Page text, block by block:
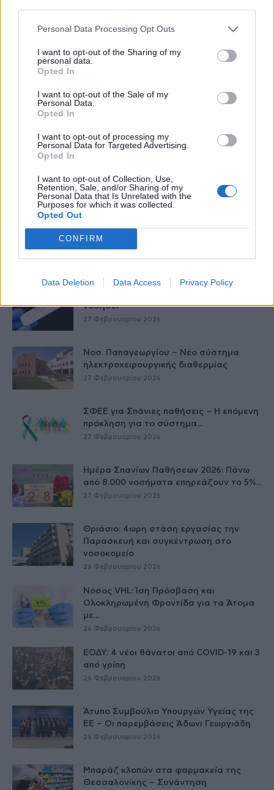
Personal Data Processing Opt Outs
I want to opt-out of the Sharing of my
personal data.
Opted In
I want to opt-out of the Sale of my
Personal Data.
Opted In
I want to opt-out of processing my
Personal Data for Targeted Advertising.
Opted In
I want to opt-out of Collection, Use,
Retention, Sale, and/or Sharing of my
Personal Data that Is Unrelated with the
Purposes for which it was collected.
Opted Out
CONFIRM
Data Deletion Data Access Privacy Policy
Δείτε Ακόμη
Γεωργιάδης: Πολλαπλά οφέλη από τη
27 Φεβρουαρίου 2026
27 Φεβρουαρίου 2026
Δύο χρόνια λειτουργίας της Κλινικής
Μεταμόσχευσης Ήπατος στο «Λαϊκό»
27 Φεβρουαρίου 2026
ΕΟΦ: Ανάκληση παρτίδων
αντιλιπιδαιμικού φαρμάκου
27 Φεβρουαρίου 2026
νοσήσει
27 Φεβρουαρίου 2026
Νοσ. Παπαγεωργίου – Νέο σύστημα
ηλεκτροχειρουργικής διαθερμίας
27 Φεβρουαρίου 2026
ΣΦΕΕ για Σπάνιες παθήσεις – Η επόμενη
πρόκληση για το σύστημα...
27 Φεβρουαρίου 2026
Ημέρα Σπανίων Παθήσεων 2026: Πάνω
από 8.000 νοσήματα επηρεάζουν το 5%...
27 Φεβρουαρίου 2026
Θριάσιο: 4ωρη στάση εργασίας την
Παρασκευή και συγκέντρωση στο
νοσοκομείο
26 Φεβρουαρίου 2026
Νόσος VHL: Ίση Πρόσβαση και
Ολοκληρωμένη Φροντίδα για τα Άτομα
με...
26 Φεβρουαρίου 2026
ΕΟΔΥ: 4 νέοι θάνατοι από COVID-19 και 3
από γρίπη
26 Φεβρουαρίου 2026
Άτυπο Συμβούλιο Υπουργών Υγείας της
ΕE – Οι παρεμβάσεις Άδωνι Γεωργιάδη
26 Φεβρουαρίου 2026
Μπαράζ κλοπών στα φαρμακεία της
Θεσσαλονίκης – Συνάντηση